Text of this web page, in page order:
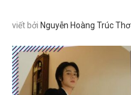
viết bởi Nguyễn Hoàng Trúc Thơ